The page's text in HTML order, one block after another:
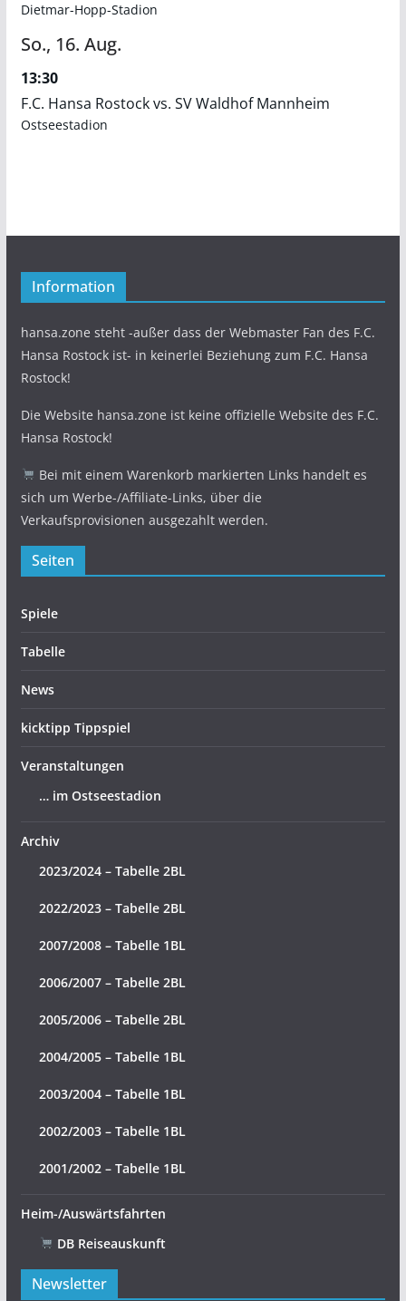
Dietmar-Hopp-Stadion
So., 16. Aug.
13:30
F.C. Hansa Rostock vs. SV Waldhof Mannheim
Ostseestadion
Information
hansa.zone steht -außer dass der Webmaster Fan des F.C.
Hansa Rostock ist- in keinerlei Beziehung zum F.C. Hansa
Rostock!
Die Website hansa.zone ist keine offizielle Website des F.C.
Hansa Rostock!
Bei mit einem Warenkorb markierten Links handelt es
sich um Werbe-/Affiliate-Links, über die
Verkaufsprovisionen ausgezahlt werden.
Seiten
Spiele
Tabelle
News
kicktipp Tippspiel
Veranstaltungen
… im Ostseestadion
Archiv
2023/2024 – Tabelle 2BL
2022/2023 – Tabelle 2BL
2007/2008 – Tabelle 1BL
2006/2007 – Tabelle 2BL
2005/2006 – Tabelle 2BL
2004/2005 – Tabelle 1BL
2003/2004 – Tabelle 1BL
2002/2003 – Tabelle 1BL
2001/2002 – Tabelle 1BL
Heim-/Auswärtsfahrten
DB Reiseauskunft
Newsletter